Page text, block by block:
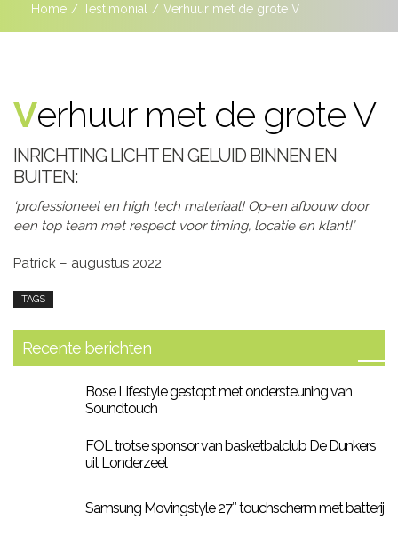
Home / Testimonial / Verhuur met de grote V
Verhuur met de grote V
INRICHTING LICHT EN GELUID BINNEN EN
BUITEN:
‘professioneel en high tech materiaal! Op-en afbouw door
een top team met respect voor timing, locatie en klant!’
Patrick – augustus 2022
TAGS
Recente berichten
Bose Lifestyle gestopt met ondersteuning van
Soundtouch
FOL trotse sponsor van basketbalclub De Dunkers
uit Londerzeel
Samsung Movingstyle 27″ touchscherm met batterij